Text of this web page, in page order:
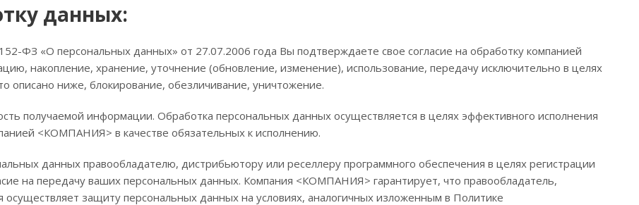
данных:
ФЗ «О персональных данных» от 27.07.2006 года Вы подтверждаете свое согласие на обработку компанией
накопление, хранение, уточнение (обновление, изменение), использование, передачу исключительно в целях
описано ниже, блокирование, обезличивание, уничтожение.
получаемой информации. Обработка персональных данных осуществляется в целях эффективного исполнения
<КОМПАНИЯ> в качестве обязательных к исполнению.
данных правообладателю, дистрибьютору или реселлеру программного обеспечения в целях регистрации
на передачу ваших персональных данных. Компания <КОМПАНИЯ> гарантирует, что правообладатель,
защиту персональных данных на условиях, аналогичных изложенным в Политике